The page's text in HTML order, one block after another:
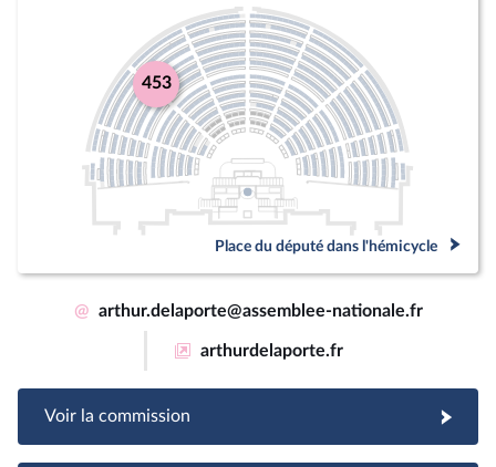
453
Place du député dans l'hémicycle
@ arthur.delaporte@assemblee-nationale.fr
arthurdelaporte.fr
Voir la commission